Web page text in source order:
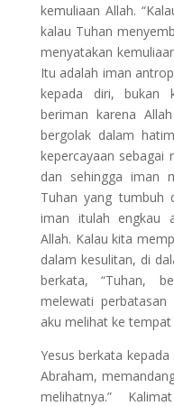
kemuliaan Allah.
kalau Tuhan
menyatakan
Itu adalah iman
kepada diri, bukan
beriman karena
bergolak dalam
kepercayaan sebagai
dan sehingga iman
Tuhan yang tumbuh
iman itulah engkau
Allah. Kalau kita
dalam kesulitan, di
berkata, “Tuhan,
melewati
aku melihat ke tempat
Yesus berkata
Abraham,
melihatnya.”